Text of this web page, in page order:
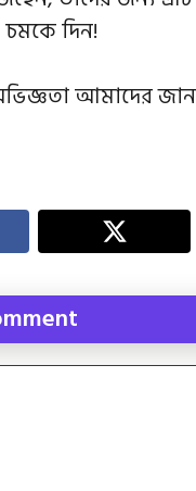
চমকে দিন!
আমাদের